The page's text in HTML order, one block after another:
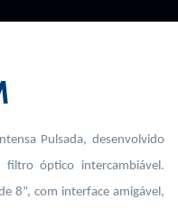
Pulsada, desenvolvido
óptico intercambiável.
8”, com interface amigável,